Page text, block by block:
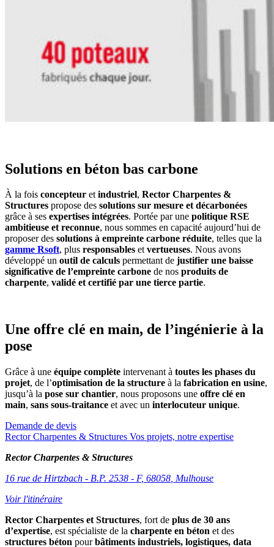
Solutions en béton bas carbone
À la fois concepteur etindustriel, Rector Charpentes &
Structures propose des solutions sur mesure et décarbonées
grâce à ses expertises intégrées. Portée par une politique RSE
ambitieuse et reconnue, nous sommes en capacité aujourd’hui de
proposer des solutions à empreinte carbone réduite, telles que la
gamme Rsoft, plus responsables etvertueuses. Nous avons
développé un outil de calculs permettant de justifier une baisse
significative de l’empreinte carbone de nos produits de
charpente, validé et certifié par une tierce partie.
Une offre clé en main, de l’ingénierie à la
pose
Grâce à une équipe complète intervenant à toutes les phases du
projet, de l’optimisation de la structure à la fabrication en usine,
jusqu’à la pose sur chantier, nous proposons une offre clé en
main, sans sous-traitance et avec un interlocuteur unique.
Demande de devis
Rector Charpentes & Structures Vos projets, notre expertise
Rector Charpentes & Structures
16 rue de Hirtzbach - B.P. 2538 - F, 68058 Mulhouse
Voir l'itinéraire
Rector Charpentes et Structures, fort de plus de 30 ans
d’expertise, est spécialiste de la charpente en béton et des
structures béton pourbâtiments industriels, logistiques, data